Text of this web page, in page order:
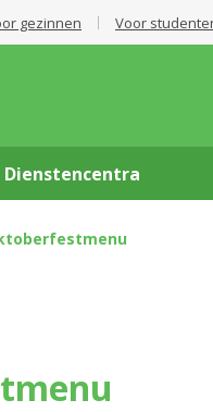
gezinnen Voor
Dienstencentra